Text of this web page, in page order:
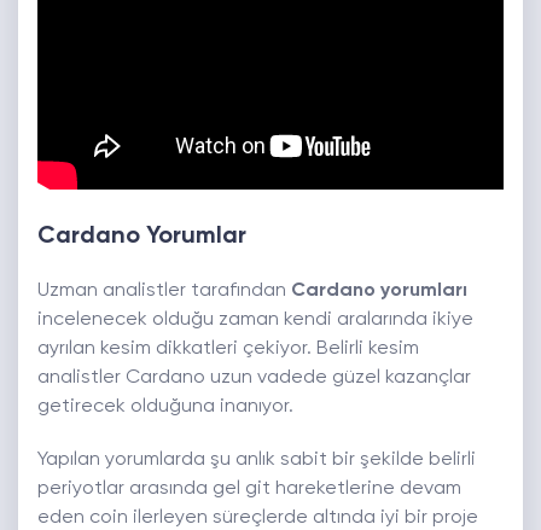
Cardano Yorumlar
Uzman analistler tarafından Cardano yorumları
incelenecek olduğu zaman kendi aralarında ikiye
ayrılan kesim dikkatleri çekiyor. Belirli kesim
analistler Cardano uzun vadede güzel kazançlar
getirecek olduğuna inanıyor.
Yapılan yorumlarda şu anlık sabit bir şekilde belirli
periyotlar arasında gel git hareketlerine devam
eden coin ilerleyen süreçlerde altında iyi bir proje